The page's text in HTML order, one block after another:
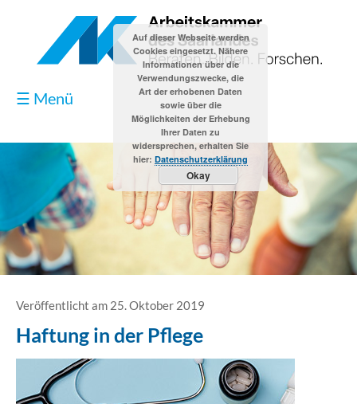
☰ Menü
Blog
Kontakt
Datenschutzerklärung
Erklärung Barrierefreiheit
Veröffentlicht am 25. Oktober 2019
Haftung in der Pflege
Auf dieser Webseite werden
Cookies eingesetzt. Nähere
Informationen über die
Verwendungszwecke, die
Art der erhobenen Daten
sowie über die
Möglichkeiten der Erhebung
Ihrer Daten zu
widersprechen, erhalten Sie
hier: Datenschutzerklärung
Okay